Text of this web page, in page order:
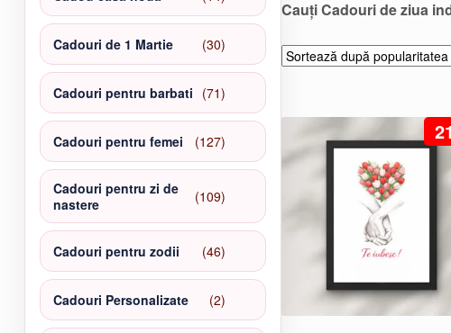
Cauți Cadouri de ziua
produse
Cadouri de 1 Martie
3030
de
produse
Cadouri pentru barbati 7171
de
produse
Cadouri pentru femei 127127
de
produse
Cadouri pentru zi de
nastere
109109
produse
Cadouri pentru zodii
4646
de
produse
Cadouri Personalizate 22
produse